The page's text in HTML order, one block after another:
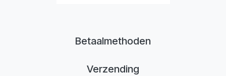
Betaalmethoden
Verzending